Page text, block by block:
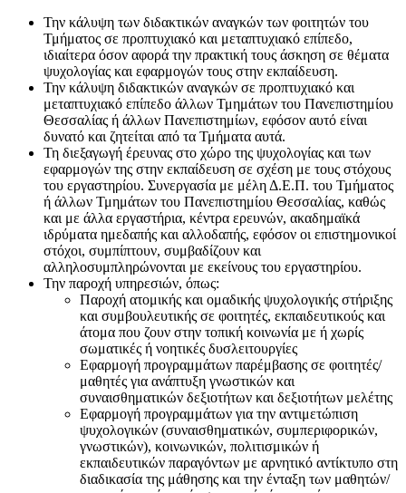
Την κάλυψη των διδακτικών αναγκών των φοιτητών του
Τμήματος σε προπτυχιακό και μεταπτυχιακό επίπεδο,
ιδιαίτερα όσον αφορά την πρακτική τους άσκηση σε θέματα
ψυχολογίας και εφαρμογών τους στην εκπαίδευση.
Την κάλυψη διδακτικών αναγκών σε προπτυχιακό και
μεταπτυχιακό επίπεδο άλλων Τμημάτων του Πανεπιστημίου
Θεσσαλίας ή άλλων Πανεπιστημίων, εφόσον αυτό είναι
δυνατό και ζητείται από τα Τμήματα αυτά.
Τη διεξαγωγή έρευνας στο χώρο της ψυχολογίας και των
εφαρμογών της στην εκπαίδευση σε σχέση με τους στόχους
του εργαστηρίου. Συνεργασία με μέλη Δ.Ε.Π. του Τμήματος
ή άλλων Τμημάτων του Πανεπιστημίου Θεσσαλίας, καθώς
και με άλλα εργαστήρια, κέντρα ερευνών, ακαδημαϊκά
ιδρύματα ημεδαπής και αλλοδαπής, εφόσον οι επιστημονικοί
στόχοι, συμπίπτουν, συμβαδίζουν και
αλληλοσυμπληρώνονται με εκείνους του εργαστηρίου.
Την παροχή υπηρεσιών, όπως:
Παροχή ατομικής και ομαδικής ψυχολογικής στήριξης
και συμβουλευτικής σε φοιτητές, εκπαιδευτικούς και
άτομα που ζουν στην τοπική κοινωνία με ή χωρίς
σωματικές ή νοητικές δυσλειτουργίες
Εφαρμογή προγραμμάτων παρέμβασης σε φοιτητές/
μαθητές για ανάπτυξη γνωστικών και
συναισθηματικών δεξιοτήτων και δεξιοτήτων μελέτης
Εφαρμογή προγραμμάτων για την αντιμετώπιση
ψυχολογικών (συναισθηματικών, συμπεριφορικών,
γνωστικών), κοινωνικών, πολιτισμικών ή
εκπαιδευτικών παραγόντων με αρνητικό αντίκτυπο στη
διαδικασία της μάθησης και την ένταξη των μαθητών/